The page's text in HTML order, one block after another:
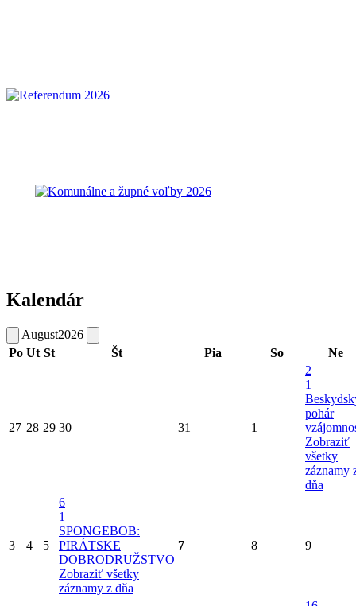
Kalendár
August2026
Po Ut St Št Pia So Ne
27 28 29 30 31 1
2
1
pohár
Zobraziť
všetky
záznamy
dňa
3 4 5
6
1
SPONGEBOB:
PIRÁTSKE
DOBRODRUŽSTVO
Zobraziť všetky
záznamy z dňa
7 8 9